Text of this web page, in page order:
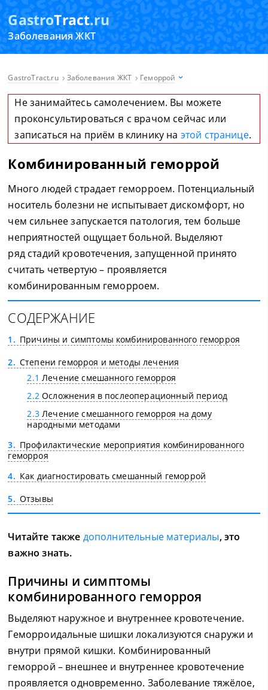
GastroTract.ru
Заболевания ЖКТ
GastroTract.ru Заболевания ЖКТ Геморрой
Не занимайтесь самолечением. Вы можете
проконсультироваться с врачом сейчас или
записаться на приём в клинику на этой странице.
Комбинированный геморрой
Много людей страдает геморроем. Потенциальный
носитель болезни не испытывает дискомфорт, но
чем сильнее запускается патология, тем больше
неприятностей ощущает больной. Выделяют
ряд стадий кровотечения, запущенной принято
считать четвертую – проявляется
комбинированным геморроем.
СОДЕРЖАНИЕ
1
Причины и симптомы комбинированного геморроя
2
Степени геморроя и методы лечения
2.1 Лечение смешанного геморроя
2.2Осложнения в послеоперационный период
2.3Лечение смешанного геморроя на дому
народными методами
3
Профилактические мероприятия комбинированного
геморроя
4
Как диагностировать смешанный геморрой
5
Отзывы
Читайте также дополнительные материалы, это
важно знать.
Причины и симптомы
комбинированного геморроя
Выделяют наружное и внутреннее кровотечение.
Геморроидальные шишки локализуются снаружи и
внутри прямой кишки. Комбинированный
геморрой – внешнее и внутреннее кровотечение
проявляется одновременно. Заболевание тяжёлое,